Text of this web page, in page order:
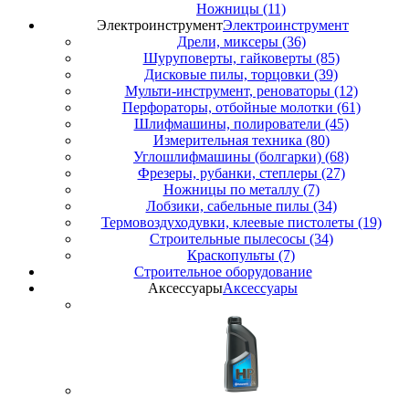
Ножницы (11)
ЭлектроинструментЭлектроинструмент
Дрели, миксеры (36)
Шуруповерты, гайковерты (85)
Дисковые пилы, торцовки (39)
Мульти-инструмент, реноваторы (12)
Перфораторы, отбойные молотки (61)
Шлифмашины, полирователи (45)
Измерительная техника (80)
Углошлифмашины (болгарки) (68)
Фрезеры, рубанки, степлеры (27)
Ножницы по металлу (7)
Лобзики, сабельные пилы (34)
Термовоздуходувки, клеевые пистолеты (19)
Строительные пылесосы (34)
Краскопульты (7)
Строительное оборудование
АксессуарыАксессуары